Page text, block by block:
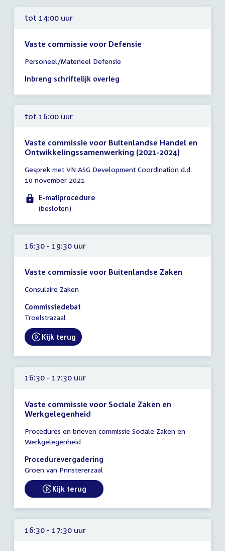
tot 14:00 uur
Vaste commissie voor Defensie
vergadering
tot
uur
Personeel/Materieel Defensie
Inbreng schriftelijk overleg
tot 16:00 uur
Vaste commissie voor Buitenlandse Handel en
Ontwikkelingssamenwerking (2021-2024)
vergadering
tot
16:00
uur
Gesprek met VN ASG Development Coordination d.d.
10 november 2021
E-mailprocedure
(besloten)
16:30 - 19:30 uur
Vaste commissie voor Buitenlandse Zaken
vergadering
16:30
-
uur
Consulaire Zaken
Commissiedebat
Troelstrazaal
External link:
Kijk terug
16:30 - 17:30 uur
Vaste commissie voor Sociale Zaken en
Werkgelegenheid
vergadering
16:30
-
17:30
Procedures en brieven commissie Sociale Zaken en
Werkgelegenheid
Procedurevergadering
Groen van Prinstererzaal
External link:
Kijk terug
16:30 - 17:30 uur